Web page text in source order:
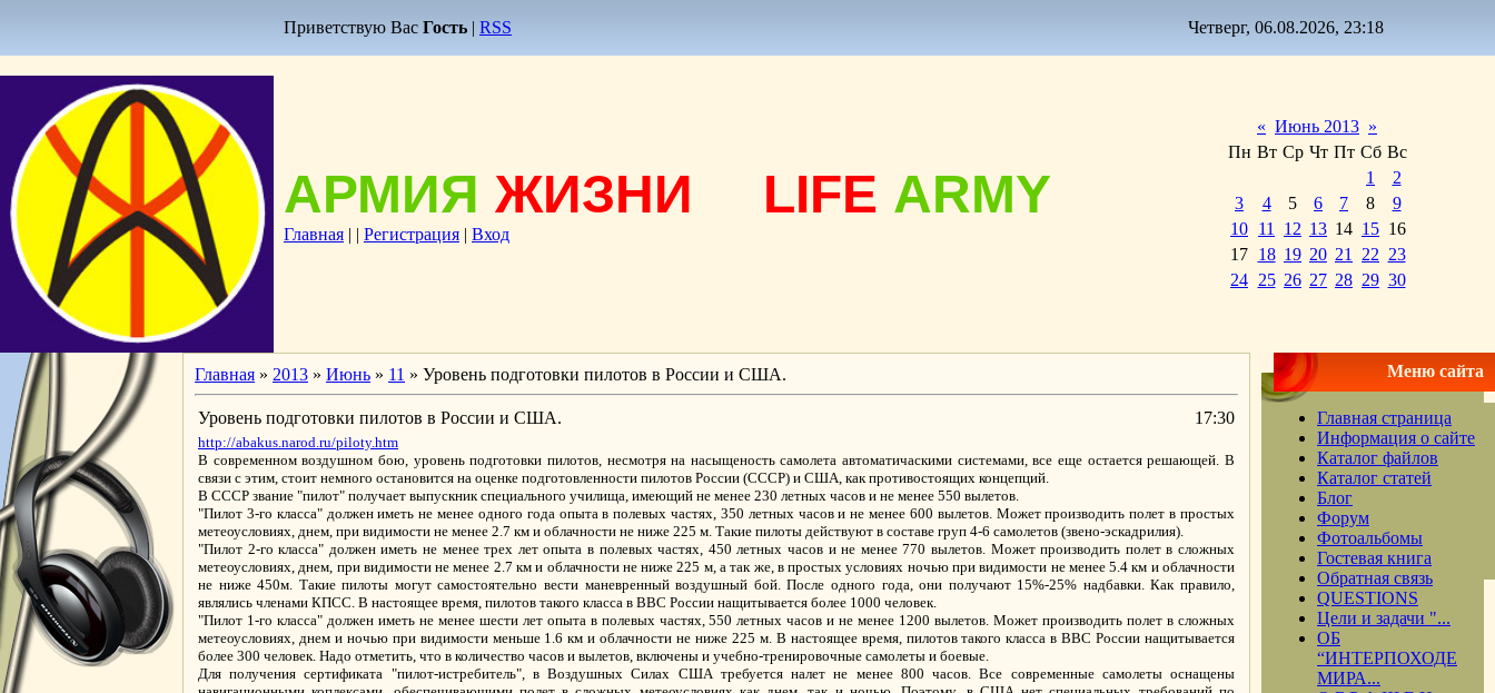
Приветствую Вас Гость | RSS Четверг, 06.08.2026, 23:18
АРМИЯ ЖИЗНИ LIFE ARMY
Главная | | Регистрация | Вход
« Июнь 2013 »
Пн Вт Ср Чт Пт Сб Вс
1
2
3
4 5 6 7 8
9
10 11 12 13 14 15 16
17 18 19 20 21 22 23
24 25 26 27 28 29 30
Главная » 2013 » Июнь » 11 » Уровень подготовки пилотов в России и США.
Уровень подготовки пилотов в России и США. 17:30
http://abakus.narod.ru/piloty.htm
В современном воздушном бою, уровень подготовки пилотов, несмотря на насыщеность самолета автоматичаскими системами, все еще остается решающей. В
связи с этим, стоит немного остановится на оценке подготовленности пилотов России (СССР) и США, как противостоящих концепций.
В СССР звание "пилот" получает выпускник специального училища, имеющий не менее 230 летных часов и не менее 550 вылетов.
"Пилот 3-го класса" должен иметь не менее одного года опыта в полевых частях, 350 летных часов и не менее 600 вылетов. Может производить полет в простых
метеоусловиях, днем, при видимости не менее 2.7 км и облачности не ниже 225 м. Такие пилоты действуют в составе груп 4-6 самолетов (звено-эскадрилия).
"Пилот 2-го класса" должен иметь не менее трех лет опыта в полевых частях, 450 летных часов и не менее 770 вылетов. Может производить полет в сложных
метеоусловиях, днем, при видимости не менее 2.7 км и облачности не ниже 225 м, а так же, в простых условиях ночью при видимости не менее 5.4 км и облачности
не ниже 450м. Такие пилоты могут самостоятельно вести маневренный воздушный бой. После одного года, они получают 15%-25% надбавки. Как правило,
являлись членами КПСС. В настоящее время, пилотов такого класса в ВВС России нащитывается более 1000 человек.
"Пилот 1-го класса" должен иметь не менее шести лет опыта в полевых частях, 550 летных часов и не менее 1200 вылетов. Может производить полет в сложных
метеоусловиях, днем и ночью при видимости меньше 1.6 км и облачности не ниже 225 м. В настоящее время, пилотов такого класса в ВВС России нащитывается
более 300 человек. Надо отметить, что в количество часов и вылетов, включены и учебно-тренировочные самолеты и боевые.
Для получения сертификата "пилот-истребитель", в Воздушных Силах США требуется налет не менее 800 часов. Все современные самолеты оснащены
Меню сайта
Главная страница
Информация о сайте
Каталог файлов
Каталог статей
Блог
Форум
Фотоальбомы
Гостевая книга
Обратная связь
QUESTIONS
Цели и задачи "...
ОБ
“ИНТЕРПОХОДЕ
МИРА...